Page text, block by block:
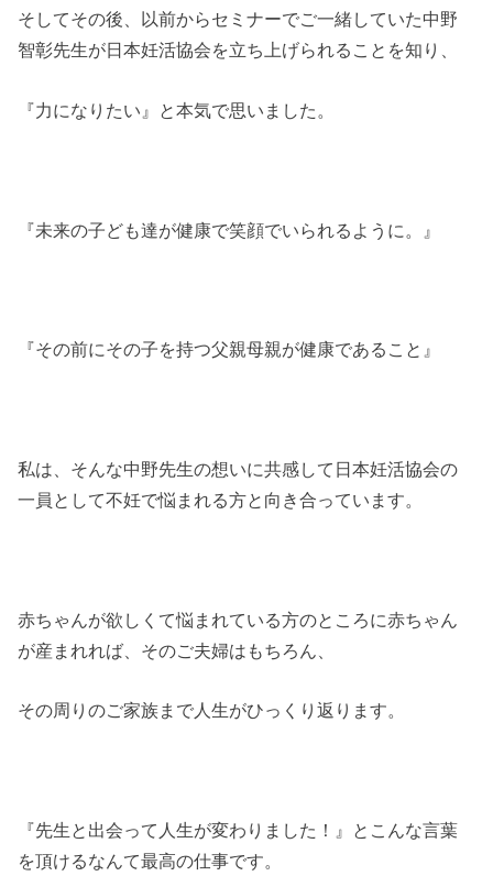
そしてその後、以前からセミナーでご一緒していた中野
智彰先生が日本妊活協会を立ち上げられることを知り、
『力になりたい』と本気で思いました。
『未来の子ども達が健康で笑顔でいられるように。』
『その前にその子を持つ父親母親が健康であること』
私は、そんな中野先生の想いに共感して日本妊活協会の
一員として不妊で悩まれる方と向き合っています。
赤ちゃんが欲しくて悩まれている方のところに赤ちゃん
が産まれれば、そのご夫婦はもちろん、
その周りのご家族まで人生がひっくり返ります。
『先生と出会って人生が変わりました！』とこんな言葉
を頂けるなんて最高の仕事です。